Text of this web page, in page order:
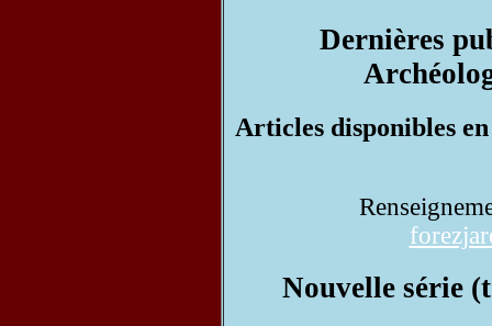
Dernières
Articles disponibles
Nouvelle série